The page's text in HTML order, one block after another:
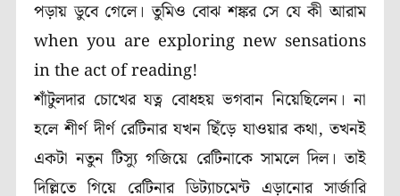
পড়ায় ডুবে গেলে। তুমিও বোঝ শঙ্কর সে যে কী আরাম
when you are exploring new sensations
in the act of reading!
শাঁটুলদার চোখের যত্ন বোধহয় ভগবান নিয়েছিলেন। না
হলে শীর্ণ দীর্ণ রেটিনার যখন ছিঁড়ে যাওয়ার কথা, তখনই
একটা নতুন টিস্যু গজিয়ে রেটিনাকে সামলে দিল। তাই
দিল্লিতে গিয়ে রেটিনার ডিট্যাচমেন্ট এড়ানোর সার্জারি